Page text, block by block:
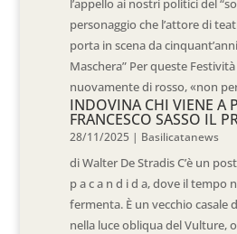
l’appello ai nostri politici del
personaggio che l’attore di
porta in scena da
Maschera” Per queste
nuovamente di rosso, «non
INDOVINA CHI VIENE A
FRANCESCO SASSO IL
28/11/2025 | Basilicatanews
di Walter De Stradis C’è un
p a c a n d i d a, dove il tempo
fermenta. È un vecchio casale
nella luce obliqua del Vulture,